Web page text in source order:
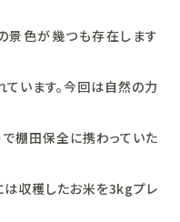
色が幾つも存在します
す。今回は自然の力
保全に携わっていた
したお米を3kgプレ